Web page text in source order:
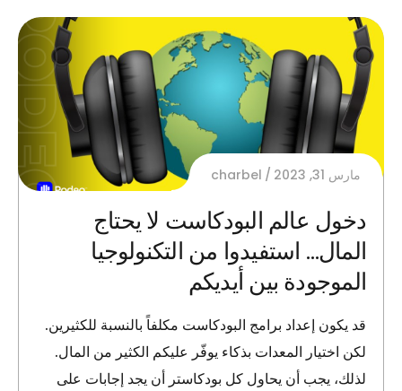
مارس 31, 2023 charbel
دخول عالم البودكاست لا يحتاج
المال… استفيدوا من التكنولوجيا
الموجودة بين أيديكم
قد يكون إعداد برامج البودكاست مكلفاً بالنسبة للكثيرين.
لكن اختيار المعدات بذكاء يوفّر عليكم الكثير من المال.
لذلك، يجب أن يحاول كل بودكاستر أن يجد إجابات على